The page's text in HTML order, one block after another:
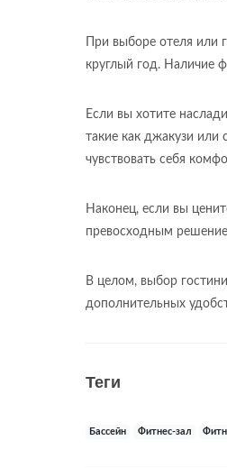
При выборе отеля или
круглый год. Наличие
Если вы хотите
такие как джакузи или
чувствовать себя
Наконец, если вы
превосходным
В целом, выбор
дополнительных
Теги
Бассейн Фитнес-зал